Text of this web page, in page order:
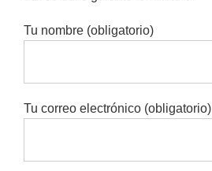
Tu nombre (obligatorio)
Tu correo electrónico (obligatorio)